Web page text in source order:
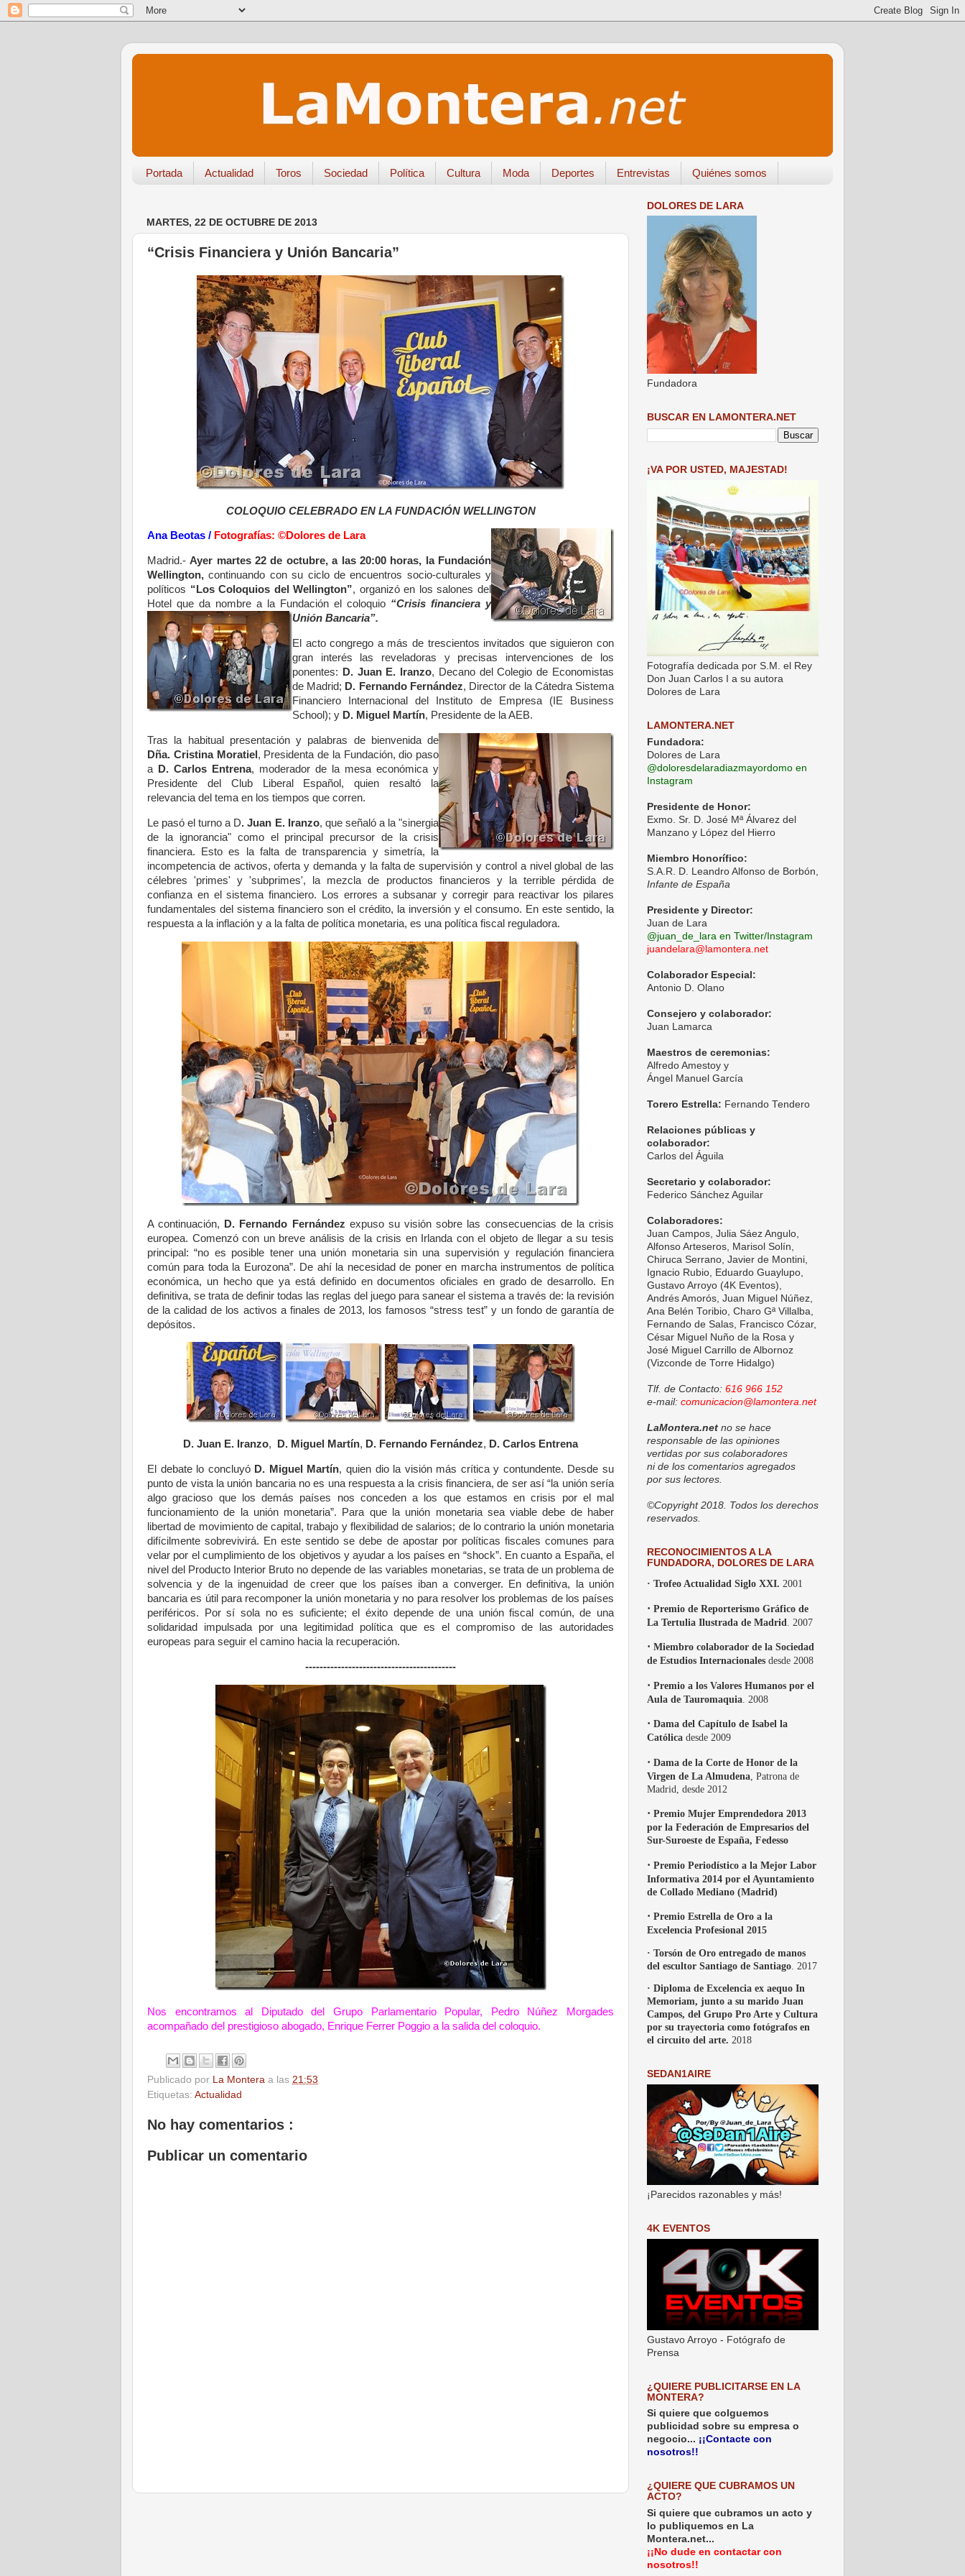
Portada Actualidad Toros Sociedad Política Cultura Moda Deportes Entrevistas Quiénes somos
MARTES, 22 DE OCTUBRE DE 2013
“Crisis Financiera y Unión Bancaria”
COLOQUIO CELEBRADO EN LA FUNDACIÓN WELLINGTON
Ana Beotas / Fotografías: ©Dolores de Lara
Madrid.-Ayer martes 22 de octubre, a las 20:00 horas, la Fundación
Wellington,continuando con su ciclo de encuentros socio-culturales y
políticos “Los Coloquios del Wellington”, organizó en los salones del
Hotel que da nombre a la Fundación el coloquio “Crisis financiera y
Unión Bancaria”.
El acto congrego a más de trescientos invitados que siguieron con
gran interés las reveladoras y precisas intervenciones de los
ponentes:
D. Juan E. Iranzo, Decano del Colegio de Economistas
de Madrid; D. Fernando Fernández, Director de la Cátedra Sistema
Financiero Internacional del Instituto de Empresa (IE Business
School); y D. Miguel Martín, Presidente de la AEB.
Tras la habitual presentación y palabras de bienvenida de
Dña. Cristina Moratiel , Presidenta de la Fundación, dio paso
a
D. Carlos Entrena, moderador de la mesa económica y
Presidente del Club Liberal Español, quien resaltó la
relevancia del tema en los tiempos que corren.
Le pasó el turno a D. Juan E. Iranzo, que señaló a la "sinergia
de la ignorancia" como el principal precursor de la crisis
financiera. Esto es la falta de transparencia y simetría, la
incompetencia de activos, oferta y demanda y la falta de supervisión y control a nivel global de las
célebres 'primes' y 'subprimes', la mezcla de productos financieros y la terrible pérdida de
confianza en el sistema financiero. Los errores a subsanar y corregir para reactivar los pilares
fundamentales del sistema financiero son el crédito, la inversión y el consumo. En este sentido, la
respuesta a la inflación y a la falta de política monetaria, es una política fiscal reguladora.
A continuación, D. Fernando Fernández expuso su visión sobre las consecuencias de la crisis
europea. Comenzó con un breve análisis de la crisis en Irlanda con el objeto de llegar a su tesis
principal: “no es posible tener una unión monetaria sin una supervisión y regulación financiera
común para toda la Eurozona”. De ahí la necesidad de poner en marcha instrumentos de política
económica, un hecho que ya está definido en documentos oficiales en grado de desarrollo. En
definitiva, se trata de definir todas las reglas del juego para sanear el sistema a través de: la revisión
de la calidad de los activos a finales de 2013, los famosos “stress test” y un fondo de garantía de
depósitos.
D. Juan E. Iranzo, D. Miguel Martín, D. Fernando Fernández, D. Carlos Entrena
El debate lo concluyó D. Miguel Martín, quien dio la visión más crítica y contundente. Desde su
punto de vista la unión bancaria no es una respuesta a la crisis financiera, de ser así “la unión sería
algo gracioso que los demás países nos conceden a los que estamos en crisis por el mal
funcionamiento de la unión monetaria”. Para que la unión monetaria sea viable debe de haber
libertad de movimiento de capital, trabajo y flexibilidad de salarios; de lo contrario la unión monetaria
difícilmente sobrevivirá. En este sentido se debe de apostar por políticas fiscales comunes para
velar por el cumplimiento de los objetivos y ayudar a los países en “shock”. En cuanto a España, el
nivel del Producto Interior Bruto no depende de las variables monetarias, se trata de un problema de
solvencia y de la ingenuidad de creer que los países iban a converger. En definitiva, la unión
bancaria es útil para recomponer la unión monetaria y no para resolver los problemas de los países
periféricos. Por sí sola no es suficiente; el éxito depende de una unión fiscal común, de una
solidaridad impulsada por una legitimidad política que es el compromiso de las autoridades
europeas para seguir el camino hacia la recuperación.
------------------------------------------
Nos encontramos al Diputado del Grupo Parlamentario Popular, Pedro Núñez Morgades
acompañado del prestigioso abogado, Enrique Ferrer Poggio a la salida del coloquio.
Publicado por La Montera a las 21:53
Etiquetas: Actualidad
No hay comentarios :
Publicar un comentario
DOLORES DE LARA
Fundadora
BUSCAR EN LAMONTERA.NET
¡VA POR USTED, MAJESTAD!
Fotografía dedicada por S.M. el Rey
Don Juan Carlos I a su autora
Dolores de Lara
LAMONTERA.NET
Fundadora:
Dolores de Lara
@doloresdelaradiazmayordomo en
Instagram
Presidente de Honor:
Exmo. Sr. D. José Mª Álvarez del
Manzano y López del Hierro
Miembro Honorífico:
S.A.R. D. Leandro Alfonso de Borbón,
Infante de España
Presidente y Director:
Juan de Lara
@juan_de_lara en Twitter/Instagram
juandelara@lamontera.net
Colaborador Especial:
Antonio D. Olano
Consejero y colaborador:
Juan Lamarca
Maestros de ceremonias:
Alfredo Amestoy y
Ángel Manuel García
Torero Estrella: Fernando Tendero
Relaciones públicas y
colaborador:
Carlos del Águila
Secretario y colaborador:
Federico Sánchez Aguilar
Colaboradores:
Juan Campos, Julia Sáez Angulo,
Alfonso Arteseros, Marisol Solín,
Chiruca Serrano, Javier de Montini,
Ignacio Rubio, Eduardo Guaylupo,
Gustavo Arroyo (4K Eventos),
Andrés Amorós, Juan Miguel Núñez,
Ana Belén Toribio, Charo Gª Villalba,
Fernando de Salas, Francisco Cózar,
César Miguel Nuño de la Rosa y
José Miguel Carrillo de Albornoz
(Vizconde de Torre Hidalgo)
Tlf. de Contacto: 616 966 152
e-mail: comunicacion@lamontera.net
LaMontera.net no se hace
responsable de las opiniones
vertidas por sus colaboradores
ni de los comentarios agregados
por sus lectores.
©Copyright 2018. Todos los derechos
reservados.
RECONOCIMIENTOS A LA
FUNDADORA, DOLORES DE LARA
· Trofeo Actualidad Siglo XXI. 2001
· Premio de Reporterismo Gráfico de
La Tertulia Ilustrada de Madrid . 2007
· Miembro colaborador de la Sociedad
de Estudios Internacionales desde 2008
· Premio a los Valores Humanos por el
Aula de Tauromaquia . 2008
· Dama del Capítulo de Isabel la
Católica desde 2009
· Dama de la Corte de Honor de la
Virgen de La Almudena , Patrona de
Madrid, desde 2012
· Premio Mujer Emprendedora 2013
por la Federación de Empresarios del
Sur-Suroeste de España, Fedesso
· Premio Periodístico a la Mejor Labor
Informativa 2014 por el Ayuntamiento
de Collado Mediano (Madrid)
· Premio Estrella de Oro a la
Excelencia Profesional 2015
· Torsón de Oro entregado de manos
del escultor Santiago de Santiago . 2017
· Diploma de Excelencia ex aequo In
Memoriam, junto a su marido Juan
Campos, del Grupo Pro Arte y Cultura
por su trayectoria como fotógrafos en
el circuito del arte. 2018
SEDAN1AIRE
¡Parecidos razonables y más!
4K EVENTOS
Gustavo Arroyo - Fotógrafo de
Prensa
¿QUIERE PUBLICITARSE EN LA
MONTERA?
Si quiere que colguemos
publicidad sobre su empresa o
negocio... ¡¡Contacte con
nosotros!!
¿QUIERE QUE CUBRAMOS UN
ACTO?
Si quiere que cubramos un acto y
lo publiquemos en La
Montera.net...
¡¡No dude en contactar con
nosotros!!